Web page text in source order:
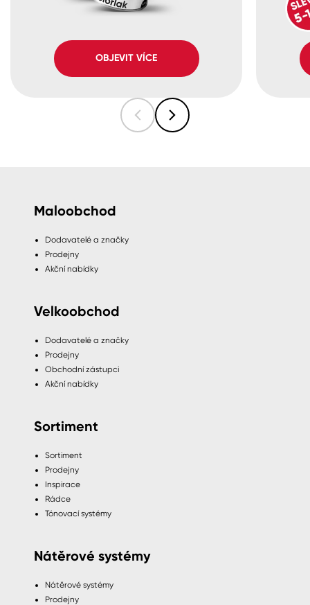
OBJEVIT VÍCE
Maloobchod
Dodavatelé a značky
Prodejny
Akční nabídky
Velkoobchod
Dodavatelé a značky
Prodejny
Obchodní zástupci
Akční nabídky
Sortiment
Sortiment
Prodejny
Inspirace
Rádce
Tónovací systémy
Nátěrové systémy
Nátěrové systémy
Prodejny